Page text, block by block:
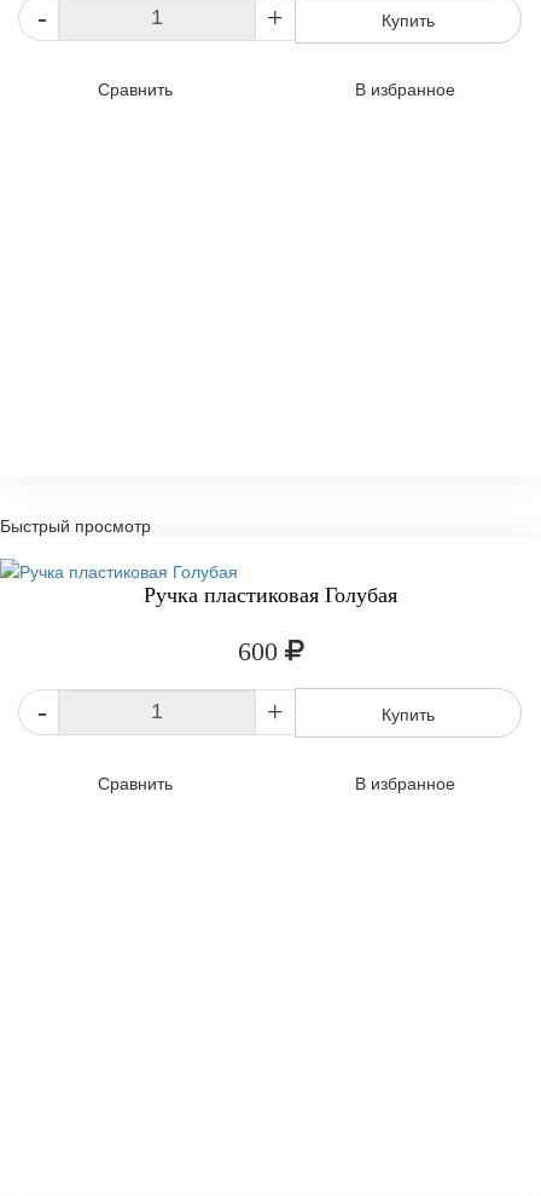
- + Купить
Сравнить В избранное
Быстрый просмотр
Ручка пластиковая Голубая
600
- + Купить
Сравнить В избранное